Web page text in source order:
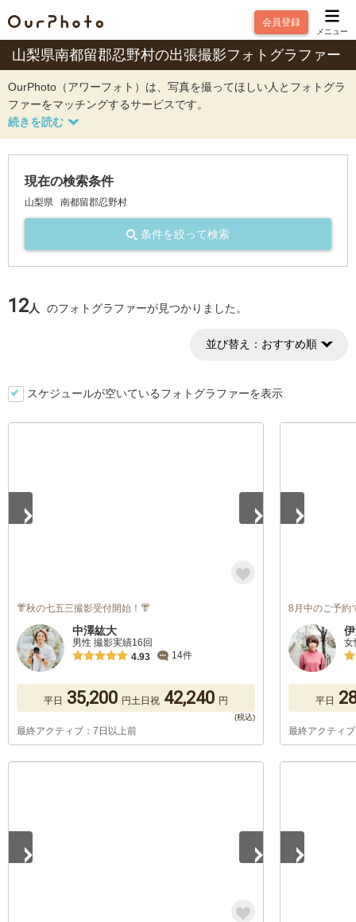
会員登録
メニュー
山梨県南都留郡忍野村の出張撮影フォトグラファー
OurPhoto（アワーフォト）は、写真を撮ってほしい人とフォトグラ
ファーをマッチングするサービスです。
現在の検索条件
山梨県 南都留郡忍野村
条件を絞って検索
12人 のフォトグラファーが見つかりました。
並び替え： おすすめ順
スケジュールが空いているフォトグラファーを表示
👘秋の七五三撮影受付開始！👘
中澤紘大
男性 撮影実績16回
4.93
14件
平日 35,200 円土日祝 42,240 円
最終アクティブ：7日以上前
8月中のご予約
女
平日
最終アクティ